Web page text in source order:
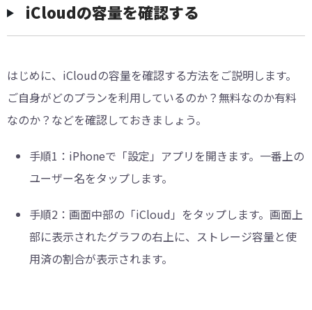
iCloudの容量を確認する
はじめに、iCloudの容量を確認する方法をご説明します。
ご自身がどのプランを利用しているのか？無料なのか有料
なのか？などを確認しておきましょう。
手順1： iPhoneで「設定」アプリを開きます。一番上の
ユーザー名をタップします。
手順2： 画面中部の「iCloud」をタップします。画面上
部に表示されたグラフの右上に、ストレージ容量と使
用済の割合が表示されます。